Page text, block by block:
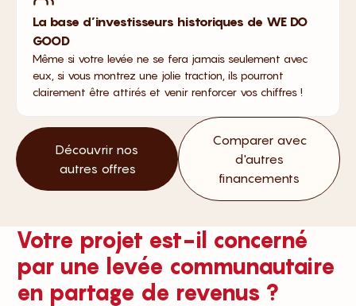
La base d’investisseurs historiques de WE DO
GOOD
Même si votre levée ne se fera jamais seulement avec
eux, si vous montrez une jolie traction, ils pourront
clairement être attirés et venir renforcer vos chiffres !
Découvrir nos
autres offres
Comparer avec
d'autres
financements
Votre projet est-il concerné
par une levée communautaire
en partage de revenus ?